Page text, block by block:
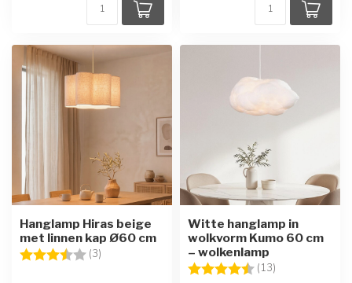
Hanglamp Hiras beige
met linnen kap Ø60 cm
Beoordeling: (3)
Witte hanglamp in
wolkvorm Kumo 60 cm
– wolkenlamp
Beoordeling: (13)